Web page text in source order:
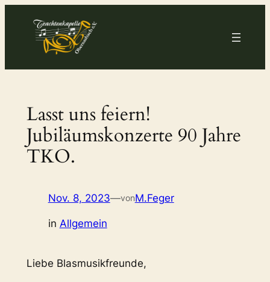
springen
Lasst uns feiern!
Jubiläumskonzerte 90 Jahre
TKO.
Nov. 8, 2023—vonM.Feger
in Allgemein
Liebe Blasmusikfreunde,